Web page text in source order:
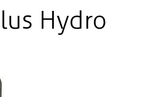
Hydro